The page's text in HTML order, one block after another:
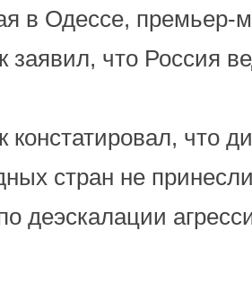
в Одессе, премьер-
заявил, что Россия
констатировал, что
стран не
деэскалации